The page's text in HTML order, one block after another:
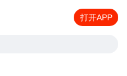
打开APP